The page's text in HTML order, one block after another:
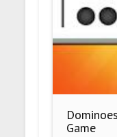
Game